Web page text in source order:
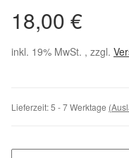
18,00 €
inkl. 19% MwSt. , zzgl.
Lieferzeit:5 - 7 Werktage